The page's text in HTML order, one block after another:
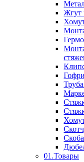
Жгут
Скоба
01.Товары